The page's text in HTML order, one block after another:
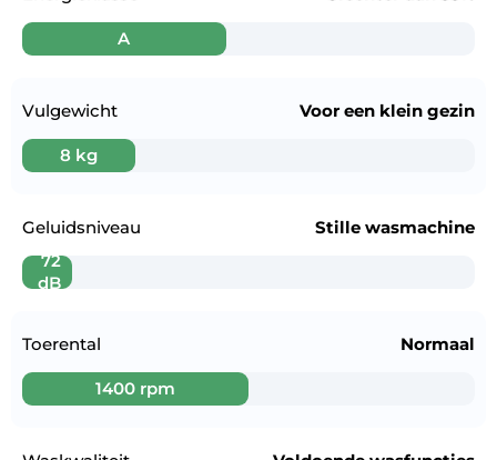
A
Vulgewicht
8 kg
Voor een klein gezin
Geluidsniveau
72
dB
Stille wasmachine
Toerental
1400 rpm
Normaal